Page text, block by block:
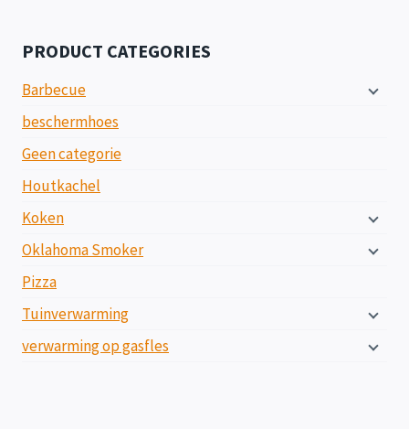
PRODUCT CATEGORIES
Barbecue
beschermhoes
Geen categorie
Houtkachel
Koken
Oklahoma Smoker
Pizza
Tuinverwarming
verwarming op gasfles